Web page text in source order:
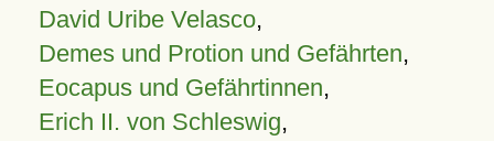
David Uribe Velasco,
Demes und Protion und Gefährten,
Eocapus und Gefährtinnen,
Erich II. von Schleswig,